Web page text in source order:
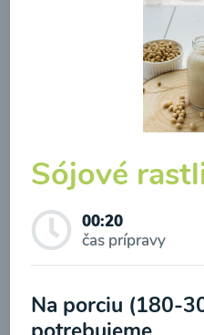
Karfiolovo-
Sójové
00:20
čas prípravy
Na porciu (180-
Odber noviniek
spracovaním osobných